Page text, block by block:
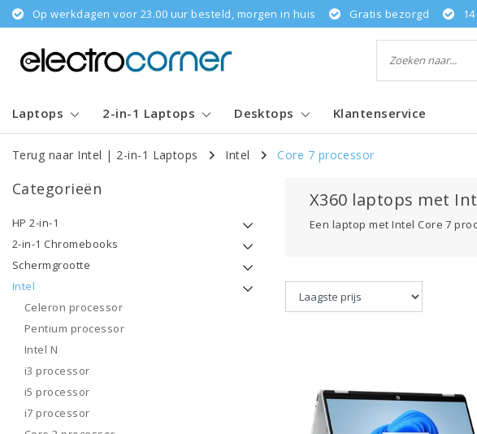
Op werkdagen voor 23.00 uur besteld, morgen in huis Gratis bezorgd
Laptops 2-in-1 Laptops Desktops Klantenservice
Terug naar Intel | 2-in-1 Laptops Intel Core 7 processor
Categorieën
HP 2-in-1
2-in-1 Chromebooks
Schermgrootte
Intel
Celeron processor
Pentium processor
Intel N
i3 processor
i5 processor
i7 processor
X360 laptops met
Een laptop met Intel Core 7